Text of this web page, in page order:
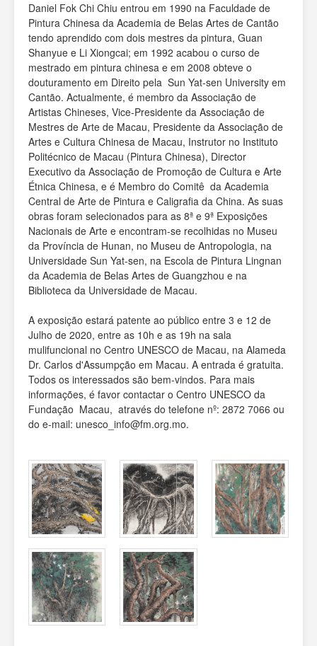
Daniel Fok Chi Chiu entrou em 1990 na Faculdade de
Pintura Chinesa da Academia de Belas Artes de Cantão
tendo aprendido com dois mestres da pintura, Guan
Shanyue e Li Xiongcai; em 1992 acabou o curso de
mestrado em pintura chinesa e em 2008 obteve o
douturamento em Direito pela Sun Yat-sen University em
Cantão. Actualmente, é membro da Associação de
Artistas Chineses, Vice-Presidente da Associação de
Mestres de Arte de Macau, Presidente da Associação de
Artes e Cultura Chinesa de Macau, Instrutor no Instituto
Politécnico de Macau (Pintura Chinesa), Director
Executivo da Associação de Promoção de Cultura e Arte
Étnica Chinesa, e é Membro do Comitê da Academia
Central de Arte de Pintura e Caligrafia da China. As suas
obras foram selecionados para as 8ª e 9ª Exposições
Nacionais de Arte e encontram-se recolhidas no Museu
da Província de Hunan, no Museu de Antropologia, na
Universidade Sun Yat-sen, na Escola de Pintura Lingnan
da Academia de Belas Artes de Guangzhou e na
Biblioteca da Universidade de Macau.
A exposição estará patente ao público entre 3 e 12 de
Julho de 2020, entre as 10h e as 19h na sala
mulifuncional no Centro UNESCO de Macau, na Alameda
Dr. Carlos d'Assumpção em Macau. A entrada é gratuita.
Todos os interessados são bem-vindos. Para mais
informações, é favor contactar o Centro UNESCO da
Fundação Macau, através do telefone nº: 2872 7066 ou
do e-mail: unesco_info@fm.org.mo.